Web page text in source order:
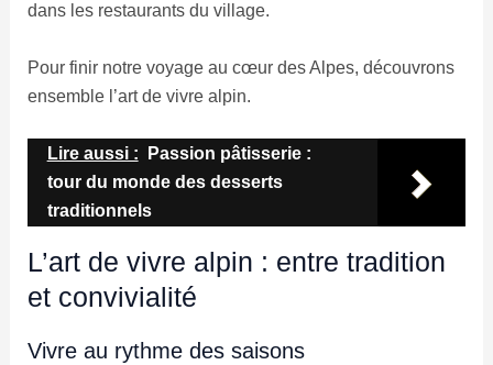
dans les restaurants du village.
Pour finir notre voyage au cœur des Alpes, découvrons
ensemble l’art de vivre alpin.
Lire aussi :
Passion pâtisserie :
tour du monde des desserts
traditionnels
L’art de vivre alpin : entre tradition
et convivialité
Vivre au rythme des saisons